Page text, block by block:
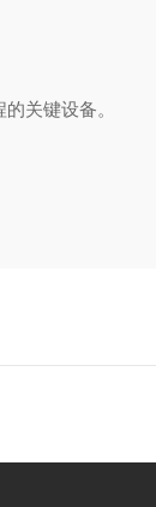
关键设备。